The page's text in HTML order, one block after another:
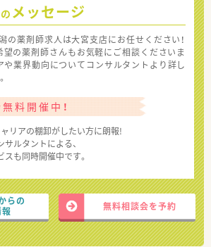
メッセージ
潟の薬剤師求人は大宮支店にお任せください！
の薬剤師さんもお気軽にご相談くださいま
や業界動向についてコンサルタントより詳し
料開催中！
リアの棚卸がしたい方に朗報!
ルタントによる、
も同時開催中です。
らの
無料相談会を予約